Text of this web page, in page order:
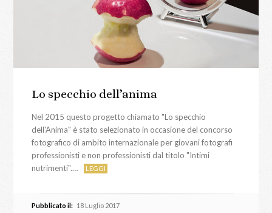
Lo specchio dell’anima
Nel 2015 questo progetto chiamato "Lo specchio
dell'Anima" è stato selezionato in occasione del concorso
fotografico di ambito internazionale per giovani fotografi
professionisti e non professionisti dal titolo "Intimi
nutrimenti".…
LEGGI
Pubblicato il: 18 Luglio 2017